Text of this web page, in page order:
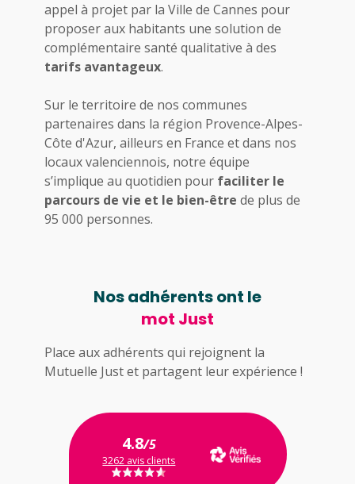
appel à projet par la Ville de Cannes pour
proposer aux habitants une solution de
complémentaire santé qualitative à des
tarifs avantageux.
Sur le territoire de nos communes
partenaires dans la région Provence-Alpes-
Côte d'Azur, ailleurs en France et dans nos
locaux valenciennois, notre équipe
s’implique au quotidien pour faciliter le
parcours de vie et le bien-être de plus de
95 000 personnes.
Nos adhérents ont le
mot Just
Place aux adhérents qui rejoignent la
Mutuelle Just et partagent leur expérience !
4.8/5
3262 avis clients